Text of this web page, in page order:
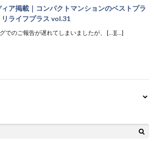
ィア掲載｜コンパクトマンションのベストプラ
リライフプラス vol.31
でのご報告が遅れてしまいましたが、 […][…]